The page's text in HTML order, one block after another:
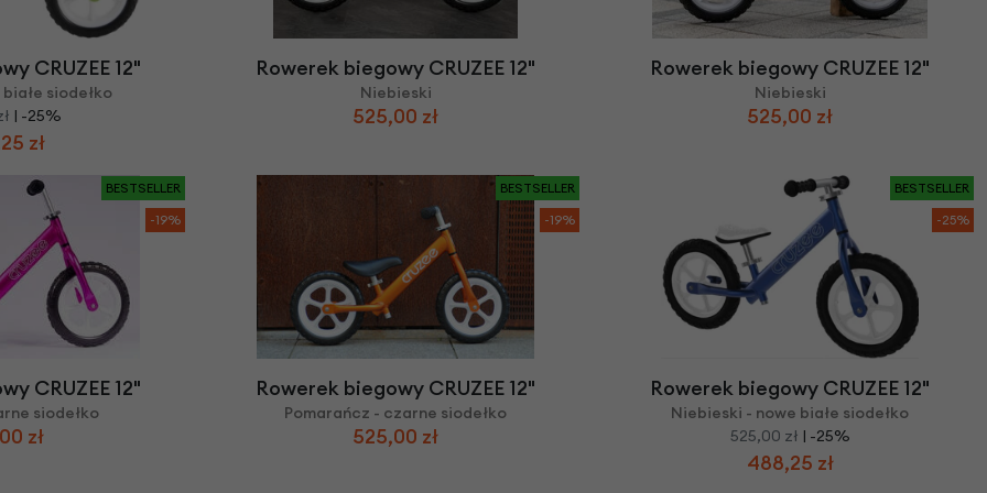
Gazelle
Pompki rowerowe
Pozostałe
Przerzutki rowerowe
Rowery transportowe - akcesoria
Strida - części
Nakrętki i obejmy
Peruzzo
CRUZEE 12"
siodełko
| -25%
zł
Rowerek biegowy CRUZEE 12"
Niebieski
525,00 zł
Rowerek biegowy CRUZEE 12"
Niebieski
525,00 zł
BESTSELLER
-19%
CRUZEE 12"
siodełko
zł
BESTSELLER
-19%
Rowerek biegowy CRUZEE 12"
Pomarańcz - czarne siodełko
525,00 zł
BESTSELLER
-25%
Rowerek biegowy CRUZEE 12"
Niebieski - nowe białe siodełko
525,00 zł | -25%
488,25 zł